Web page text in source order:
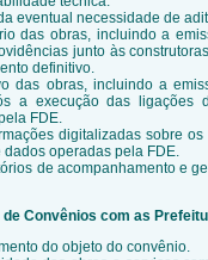
eventual necessidade de
das obras, incluindo a
junto às
definitivo.
das obras, incluindo a
a execução das ligações
FDE.
digitalizadas sobre
operadas pela FDE.
de acompanhamento e
Convênios com as
do objeto do convênio.